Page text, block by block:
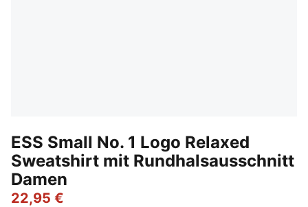
ESS Small No. 1 Logo Relaxed
Sweatshirt mit Rundhalsausschnitt
Damen
22,95 €